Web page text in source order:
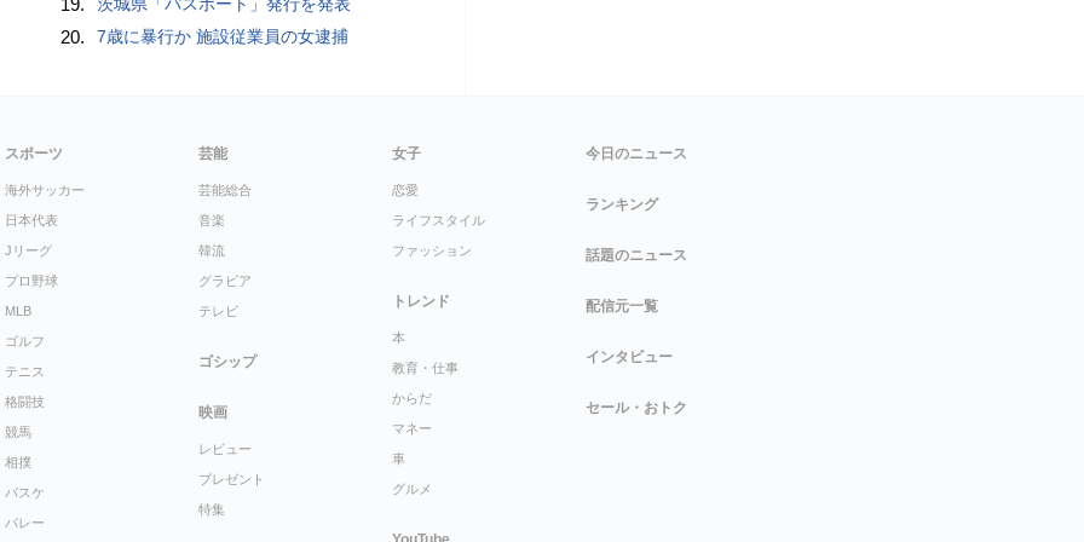
19. 茨城県「パスポート」発行を発表
20. 7歳に暴行か 施設従業員の女逮捕
スポーツ
海外サッカー
日本代表
Jリーグ
プロ野球
MLB
ゴルフ
テニス
格闘技
競馬
相撲
バスケ
バレー
芸能
芸能総合
音楽
韓流
グラビア
テレビ
ゴシップ
映画
レビュー
プレゼント
特集
女子
恋愛
ライフスタイル
ファッション
トレンド
本
教育・仕事
からだ
マネー
車
グルメ
今日のニュース
ランキング
話題のニュース
配信元一覧
インタビュー
セール・おトク